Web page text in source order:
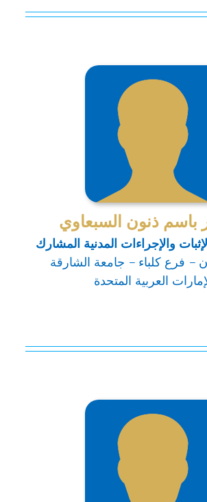
باسم ذنون السبعاوي
والإجراءات المدنية المشارك
– فرع كلباء – جامعة الشارقة
العربية المتحدة